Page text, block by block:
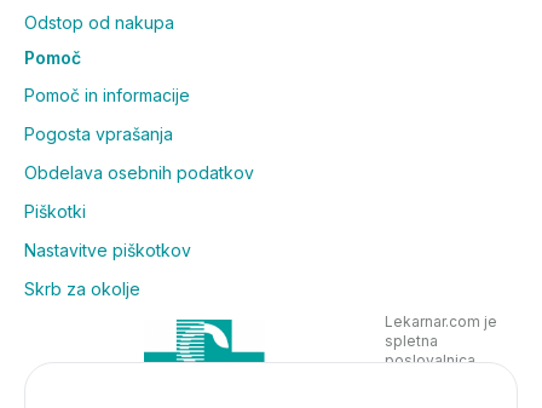
Odstop od nakupa
Pomoč
Pomoč in informacije
Pogosta vprašanja
Obdelava osebnih podatkov
Piškotki
Nastavitve piškotkov
Skrb za okolje
Lekarnar.com je
spletna
poslovalnica